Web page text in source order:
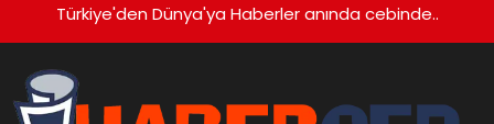
Türkiye'den Dünya'ya Haberler anında cebinde..